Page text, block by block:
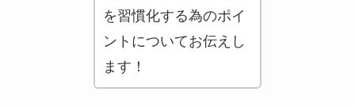
を習慣化する為のポイ
ントについてお伝えし
ます！